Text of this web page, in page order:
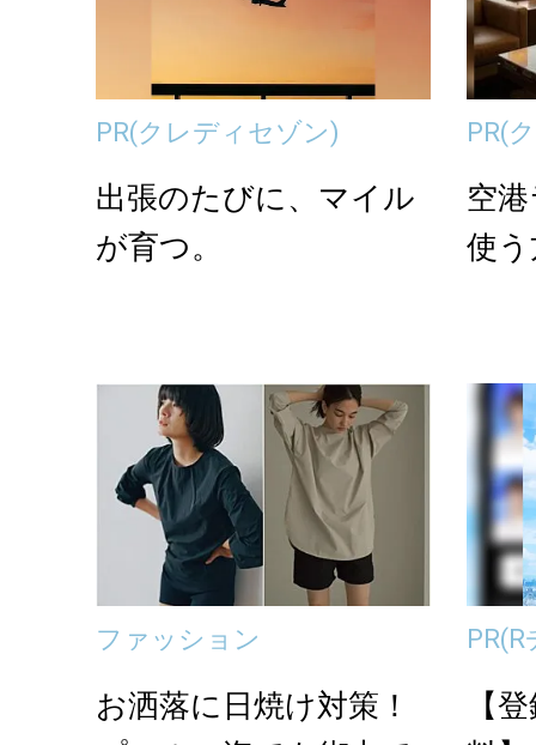
PR(クレディセゾン)
出張のたびに、マイル
が育つ。
PR(
空
使
ファッション
お洒落に日焼け対策！
PR(R
【